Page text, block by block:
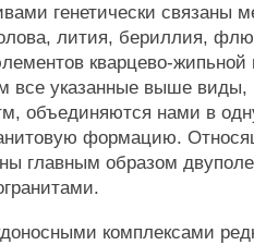
генетически связаны
лития, бериллия,
кварцево-жипьной
указанные выше виды,
объединяются нами в
формацию.
главным образом
комплексами